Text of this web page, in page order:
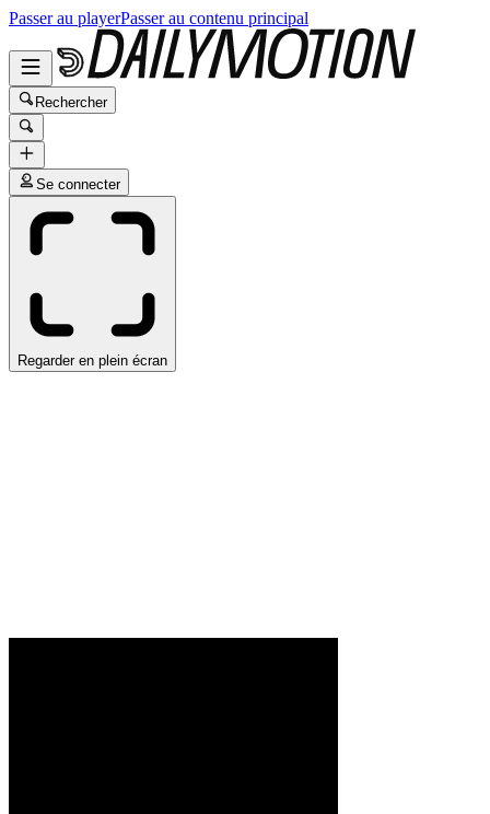
Passer au playerPasser au contenu principal
Rechercher
Se connecter
Regarder en plein écran